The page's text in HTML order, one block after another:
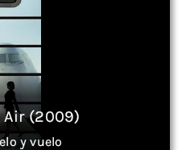
(2009)
y vuelo